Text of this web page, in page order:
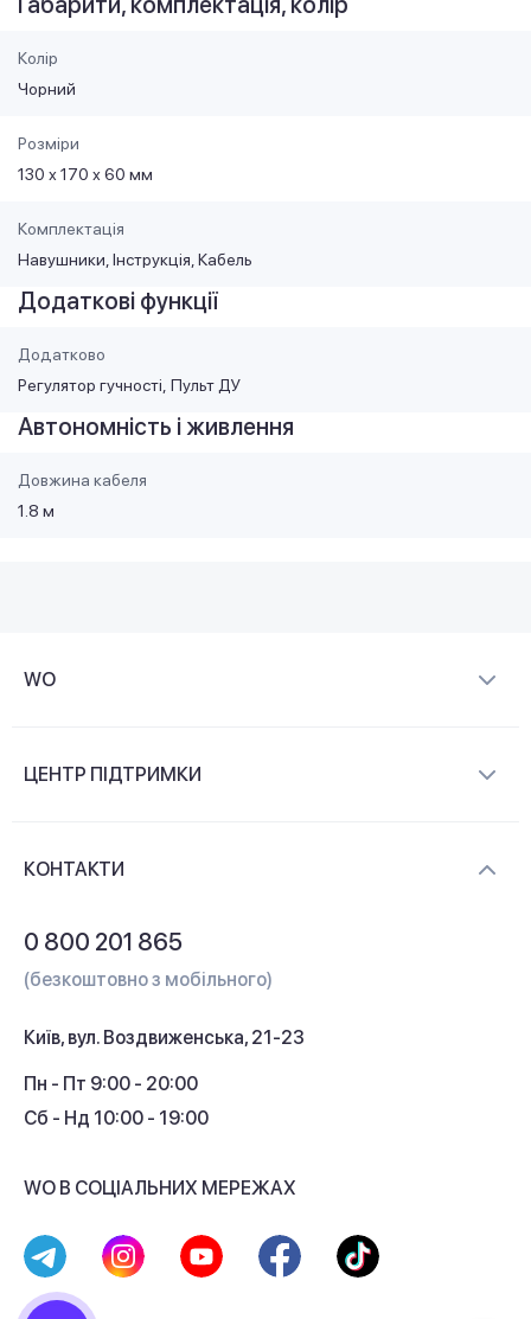
Колір
Чорний
Розміри
130 х 170 х 60 мм
Комплектація
Навушники, Інструкція, Кабель
Додаткові функції
Додатково
Регулятор гучності Пульт ДУ
Автономність і живлення
Довжина кабеля
1.8 м
WO
Контакти
ЦЕНТР ПІДТРИМКИ
Кешбек
КОНТАКТИ
0 800 201 865
(безкоштовно з мобільного)
Київ, вул. Воздвиженська, 21-23
Пн - Пт 9:00 - 20:00
Сб - Нд 10:00 - 19:00
WO В СОЦІАЛЬНИХ МЕРЕЖАХ